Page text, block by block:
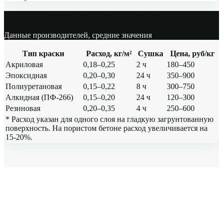
Данные производителей, средние значения
Тип краски Расход, кг/м² Сушка
Цена, руб/кг
Акриловая
0,18–0,25 2 ч
180–450
Эпоксидная
0,20–0,30 24 ч
350–900
Полиуретановая
0,15–0,22 8 ч
300–750
Алкидная (ПФ-266)
0,15–0,20 24 ч
120–300
Резиновая
0,20–0,35 4 ч
250–600
* Расход указан для одного слоя на гладкую загрунтованную
поверхность. На пористом бетоне расход увеличивается на
15-20%.